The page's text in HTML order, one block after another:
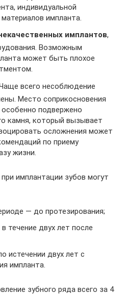
индивидуальной
импланта.
имплантов,
Возможным
может быть плохое
Чаще всего несоблюдение
Место соприкосновения
подвержено
камня, который вызывает
осложнения может
по приему
жизни.
имплантации зубов могут
— до протезирования;
течение двух лет после
истечении двух лет с
импланта.
зубного ряда всего за 4